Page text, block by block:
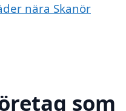
nära Skanör
som